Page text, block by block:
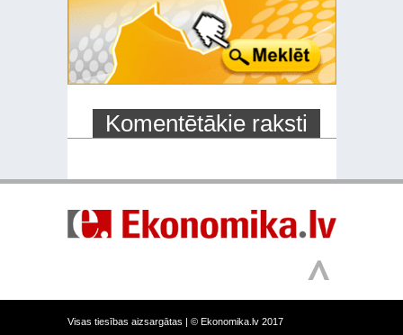
Komentētākie raksti
Visas tiesības aizsargātas | © Ekonomika.lv 2017